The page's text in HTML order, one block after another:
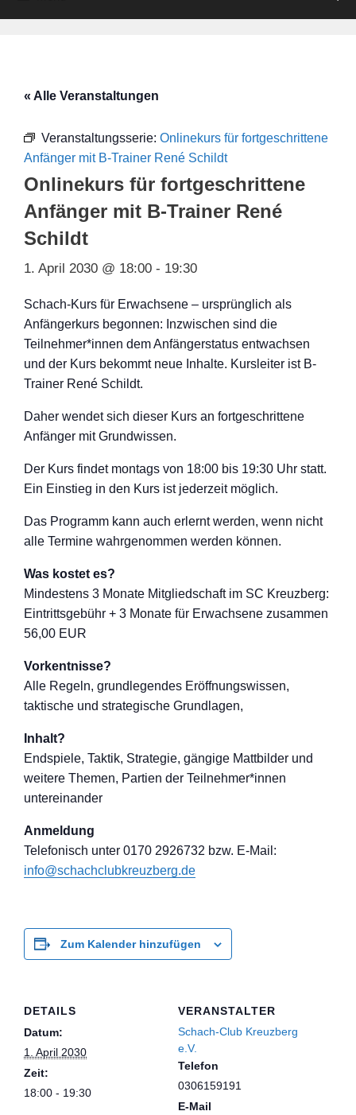
« Alle Veranstaltungen
Veranstaltungsserie: Onlinekurs für fortgeschrittene
Anfänger mit B-Trainer René Schildt
Onlinekurs für fortgeschrittene
Anfänger mit B-Trainer René
Schildt
1. April 2030 @ 18:00 - 19:30
Schach-Kurs für Erwachsene – ursprünglich als
Anfängerkurs begonnen: Inzwischen sind die
Teilnehmer*innen dem Anfängerstatus entwachsen
und der Kurs bekommt neue Inhalte. Kursleiter ist B-
Trainer René Schildt.
Daher wendet sich dieser Kurs an fortgeschrittene
Anfänger mit Grundwissen.
Der Kurs findet montags von 18:00 bis 19:30 Uhr statt.
Ein Einstieg in den Kurs ist jederzeit möglich.
Das Programm kann auch erlernt werden, wenn nicht
alle Termine wahrgenommen werden können.
Was kostet es?
Mindestens 3 Monate Mitgliedschaft im SC Kreuzberg:
Eintrittsgebühr + 3 Monate für Erwachsene zusammen
56,00 EUR
Vorkentnisse?
Alle Regeln, grundlegendes Eröffnungswissen,
taktische und strategische Grundlagen,
Inhalt?
Endspiele, Taktik, Strategie, gängige Mattbilder und
weitere Themen, Partien der Teilnehmer*innen
untereinander
Anmeldung
Telefonisch unter 0170 2926732 bzw. E-Mail:
info@schachclubkreuzberg.de
Zum Kalender hinzufügen
DETAILS
Datum:
1. April 2030
Zeit:
18:00 - 19:30
VERANSTALTER
Schach-Club Kreuzberg
e.V.
Telefon
0306159191
E-Mail